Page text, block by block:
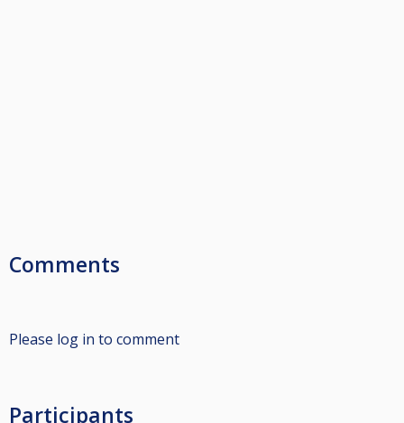
Comments
Please log in to comment
Participants